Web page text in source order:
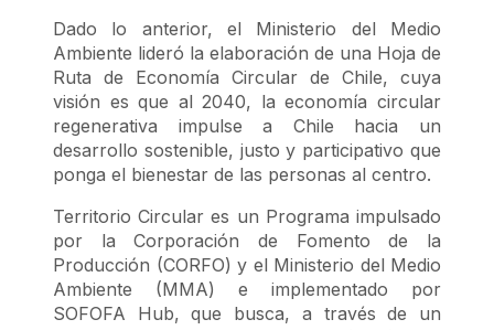
Dado lo anterior, el Ministerio del Medio
Ambiente lideró la elaboración de una Hoja de
Ruta de Economía Circular de Chile, cuya
visión es que al 2040, la economía circular
regenerativa impulse a Chile hacia un
desarrollo sostenible, justo y participativo que
ponga el bienestar de las personas al centro.
Territorio Circular es un Programa impulsado
por la Corporación de Fomento de la
Producción (CORFO) y el Ministerio del Medio
Ambiente (MMA) e implementado por
SOFOFA Hub, que busca, a través de un